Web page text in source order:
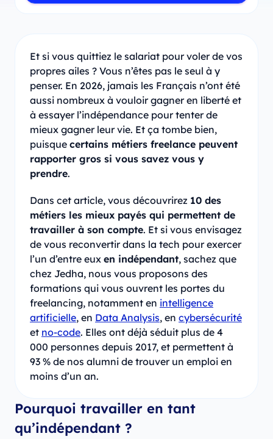
Et si vous quittiez le salariat pour voler de vos
propres ailes ? Vous n’êtes pas le seul à y
penser. En 2026, jamais les Français n’ont été
aussi nombreux à vouloir gagner en liberté et
à essayer l’indépendance pour tenter de
mieux gagner leur vie. Et ça tombe bien,
puisque certains métiers freelance peuvent
rapporter gros si vous savez vous y
prendre.
Dans cet article, vous découvrirez 10 des
métiers les mieux payés qui permettent de
travailler à son compte. Et si vous envisagez
de vous reconvertir dans la tech pour exercer
l’un d’entre eux en indépendant, sachez que
chez Jedha, nous vous proposons des
formations qui vous ouvrent les portes du
freelancing, notamment en intelligence
artificielle, en Data Analysis, en cybersécurité
et no-code. Elles ont déjà séduit plus de 4
000 personnes depuis 2017, et permettent à
93 % de nos alumni de trouver un emploi en
moins d’un an.
Pourquoi travailler en tant
qu’indépendant ?